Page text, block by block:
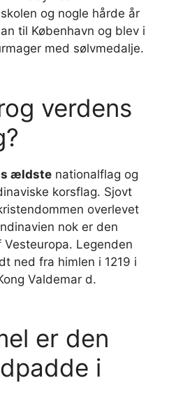
og nogle hårde år
til København og blev i
med sølvmedalje.
verdens
ældste nationalflag og
korsflag. Sjovt
overlevet
nok er den
Legenden
ned fra himlen i 1219 i
Valdemar d.
er den
i